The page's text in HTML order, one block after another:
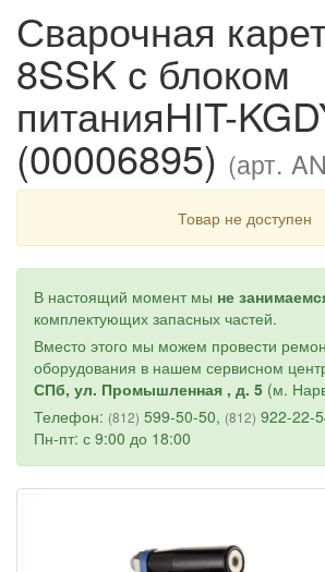
Сварочная
8SSK с блоком
питанияHIT-
(00006895) (арт.
Товар не доступен
В настоящий момент мы не
комплектующих запасных частей.
Вместо этого мы можем провести
оборудования в нашем сервисном
СПб, ул. Промышленная , д. 5 (м.
Телефон: (812) 599-50-50, (812) 922-22-
Пн-пт: с 9:00 до 18:00